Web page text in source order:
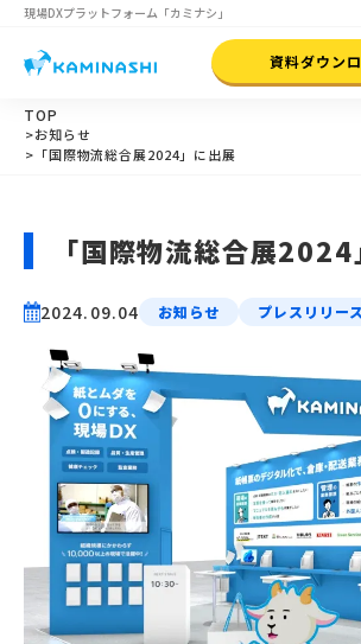
現場DXプラットフォーム 「カミナシ」
資料ダウン
TOP
>お知らせ
>「国際物流総合展2024」に出展
「国際物流総合展
2024.09.04 お知らせ プレスリリース